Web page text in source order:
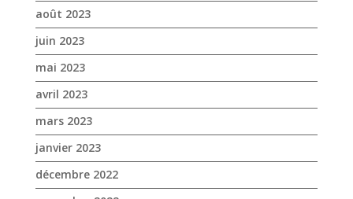
août 2023
juin 2023
mai 2023
avril 2023
mars 2023
janvier 2023
décembre 2022